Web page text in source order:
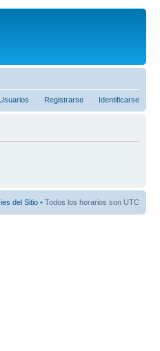
Registrarse Identificarse
del Sitio • Todos los horarios son UTC